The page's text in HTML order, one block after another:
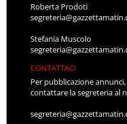
Roberta Prodoti
Stefania Muscolo
CONTATTACI
Per pubblicazione
contattare la segreteria al